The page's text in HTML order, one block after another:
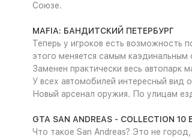
Союзе.
MAFIA: БАНДИТСКИЙ ПЕТЕРБУРГ
Теперь у игроков есть возможность
этого меняется самым каэдинальным
Заменен практически весь автопарк
У всех автомобилей интересный вид
Новый арсенал оружия. По улицам
GTA SAN ANDREAS - COLLECTION 10
Что такое San Andreas? Это не